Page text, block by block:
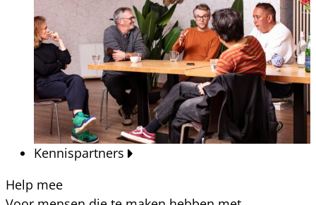
Kennispartners
Help mee